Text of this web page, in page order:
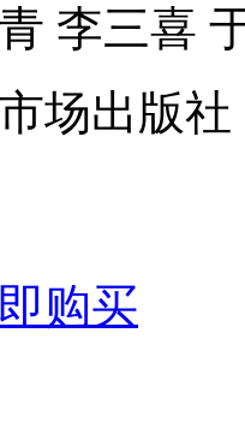
李三喜
场出版社
购买